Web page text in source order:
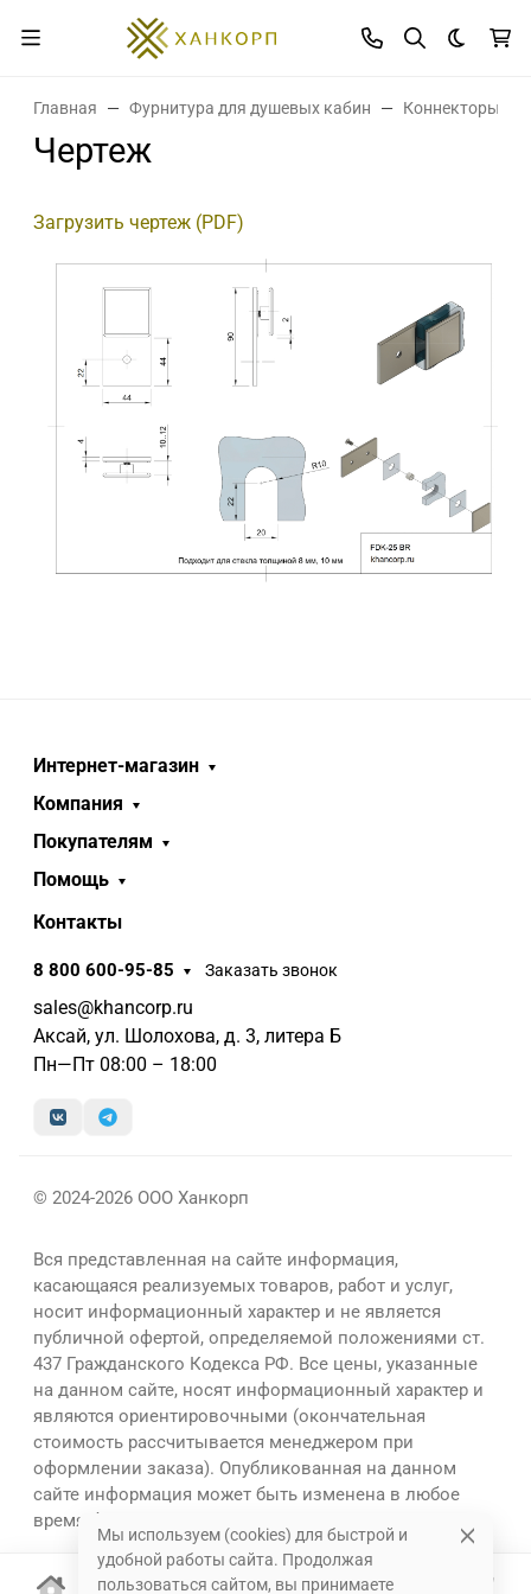
Темная
Главная Фурнитура для душевых кабин Коннекторы
Чертеж
Загрузить чертеж (PDF)
Интернет-магазин
Компания
Покупателям
Помощь
Контакты
8 800 600-95-85 Заказать звонок
sales@khancorp.ru
Аксай, ул. Шолохова, д. 3, литера Б
Пн—Пт 08:00 – 18:00
© 2024-2026 ООО Ханкорп
Вся представленная на сайте информация,
касающаяся реализуемых товаров, работ и услуг,
носит информационный характер и не является
публичной офертой, определяемой положениями ст.
437 Гражданского Кодекса РФ. Все цены, указанные
на данном сайте, носят информационный характер и
являются ориентировочными (окончательная
стоимость рассчитывается менеджером при
оформлении заказа). Опубликованная на данном
сайте информация может быть изменена в любое
время без предварительного уведомления.
Мы используем (cookies) для быстрой и
удобной работы сайта. Продолжая
пользоваться сайтом, вы принимаете